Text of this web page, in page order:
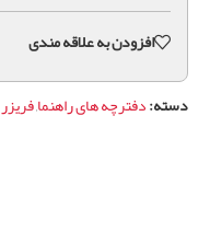
افزودن به علاقه مندی
دسته:دفترچه های راهنما,فریزر